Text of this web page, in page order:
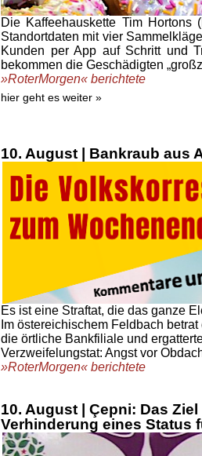
Die Kaffeehauskette Tim
Standortdaten mit vier
Kunden per App auf Schritt und
bekommen die Geschädigten
»RoterMorgen« berichtete
hier geht es weiter »
10. August | Bankraub aus
Es ist eine Straftat, die das ganze
Im östereichischem Feldbach
die örtliche Bankfiliale und
Verzweifelungstat: Angst vor
»RoterMorgen« berichtete
10. August | Çepni: Das Ziel
Verhinderung eines Status